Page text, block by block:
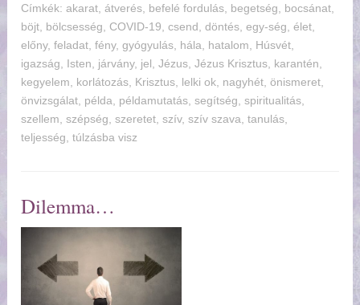
Címkék:akarat,tverés, befelé fordulás, begetség, bocsánat,
böjt, bölcsesség, COVID-19,csend,döntés,egy-ség,élet,
előny,feladat,fény,gyógyulás, hála, hatalom, Húsvét,
igazság, Isten, járvány, jel,Jézus,Jézus Krisztus, karantén,
kegyelem, korlátozás, Krisztus, lelki ok, nagyhét,önismeret,
önvizsgálat, példa, példamutatás,segítség,spiritualitás,
szellem,szépség,szeretet,szív,szív szava,tanulás,
teljesség,túlzásba visz
Dilemma